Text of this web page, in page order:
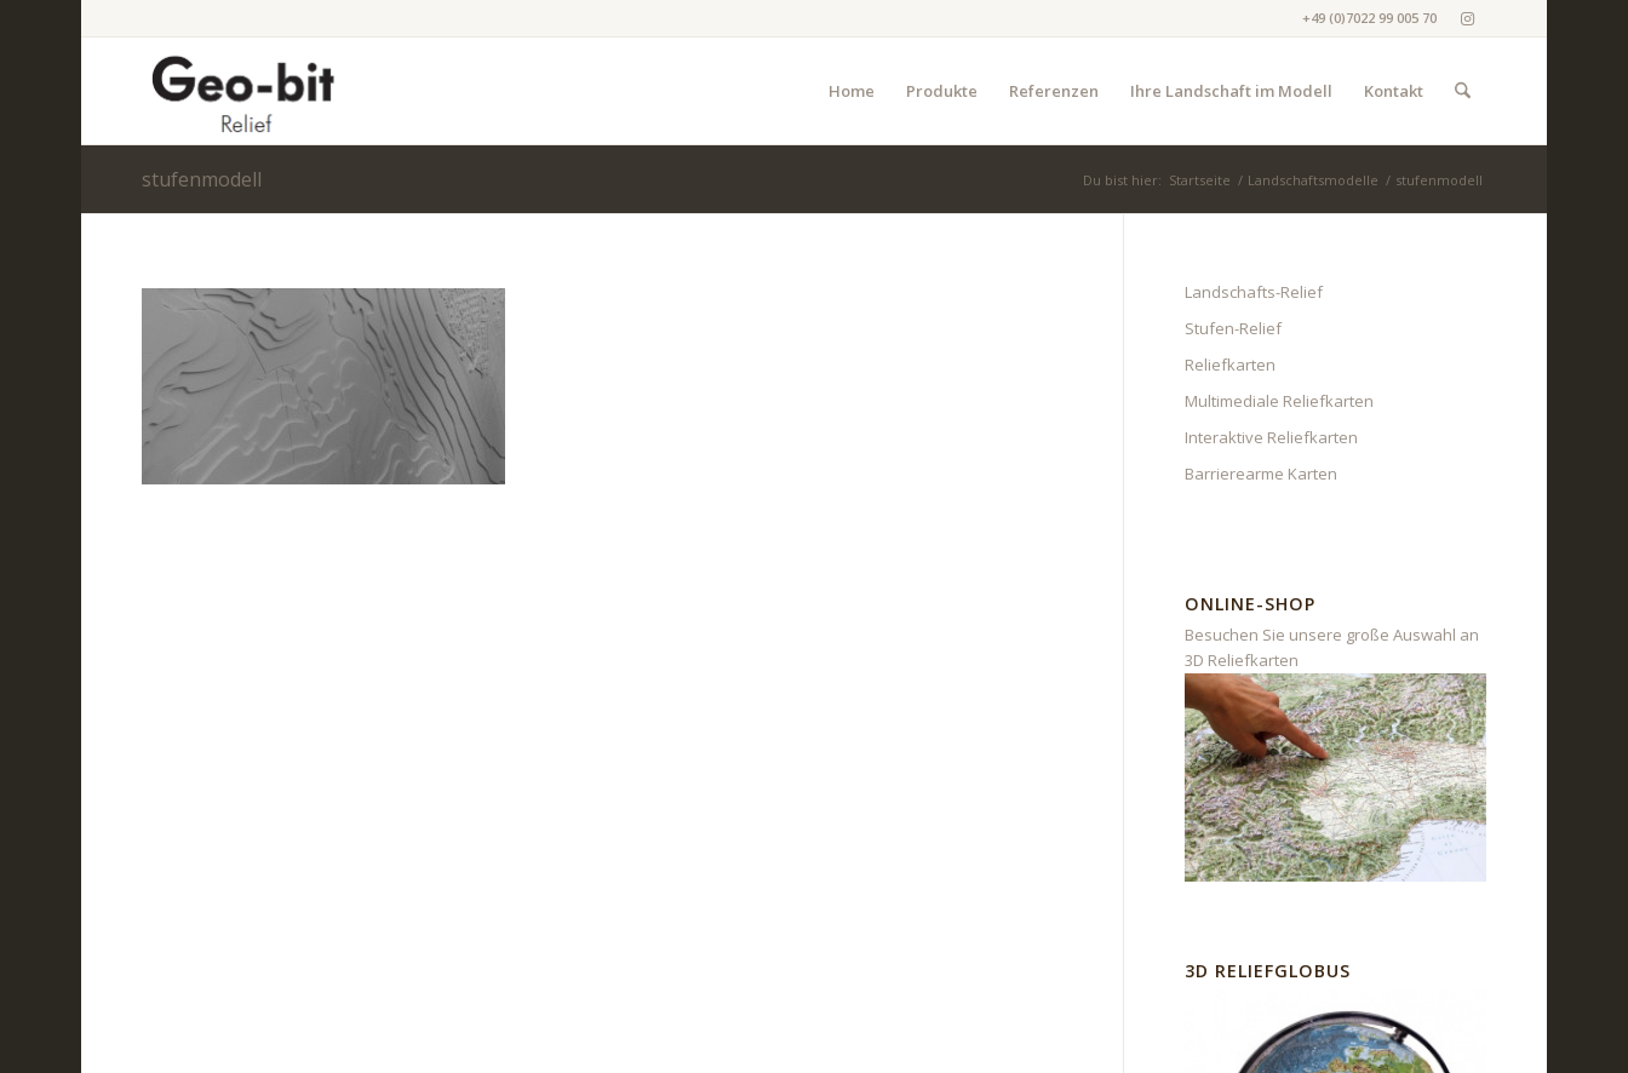
+49 (0)7022 99 005 70
Home Produkte Referenzen Ihre Landschaft im Modell Kontakt
stufenmodell Du bist hier: Startseite / Landschaftsmodelle / stufenmodell
Landschafts-Relief
Stufen-Relief
Reliefkarten
Multimediale Reliefkarten
Interaktive Reliefkarten
Barrierearme Karten
ONLINE-SHOP
Besuchen Sie unsere große Auswahl an
3D Reliefkarten
3D RELIEFGLOBUS